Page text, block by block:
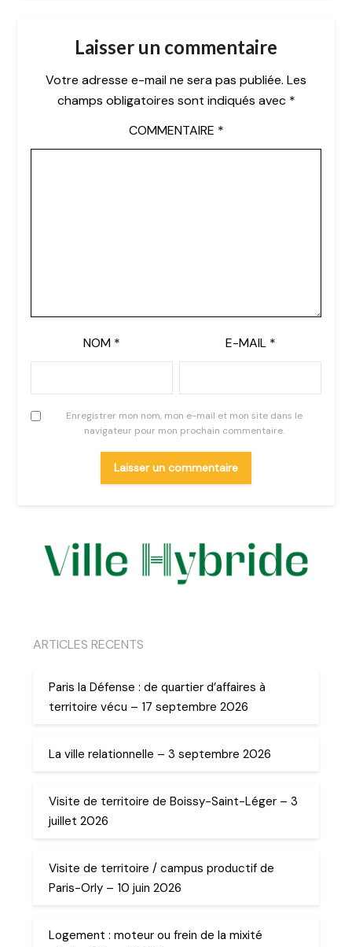
Laisser un commentaire
Votre adresse e-mail ne sera pas publiée. Les
champs obligatoires sont indiqués avec *
COMMENTAIRE *
NOM * E-MAIL *
Enregistrer mon nom, mon e-mail et mon site dans le
navigateur pour mon prochain commentaire.
ARTICLES RECENTS
Paris la Défense : de quartier d’affaires à
territoire vécu – 17 septembre 2026
La ville relationnelle – 3 septembre 2026
Visite de territoire de Boissy-Saint-Léger – 3
juillet 2026
Visite de territoire / campus productif de
Paris-Orly – 10 juin 2026
Logement : moteur ou frein de la mixité